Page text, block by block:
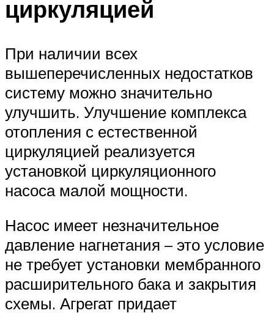
циркуляцией
При наличии всех
вышеперечисленных недостатков
систему можно значительно
улучшить. Улучшение комплекса
отопления с естественной
циркуляцией реализуется
установкой циркуляционного
насоса малой мощности.
Насос имеет незначительное
давление нагнетания – это условие
не требует установки мембранного
расширительного бака и закрытия
схемы. Агрегат придает